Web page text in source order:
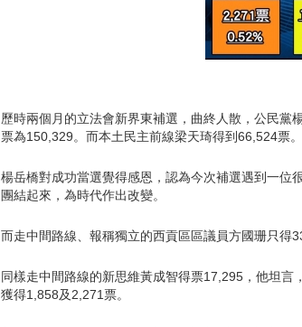
歷時兩個月的立法會新界東補選，曲終人散，公民
票為150,329。而本土民主前線梁天琦得到66,524票。
楊岳橋對成功當選覺得感恩，認為今次補選遇到一位
團結起來，為時代作出改變。
而走中間路線、報稱獨立的西貢區區議員方國珊只得
同樣走中間路線的新思維黃成智得票17,295，他坦
獲得1,858及2,271票。